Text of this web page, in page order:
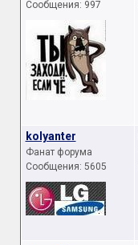
Сообщения: 997
kolyanter
Фанат форума
Сообщения: 5605